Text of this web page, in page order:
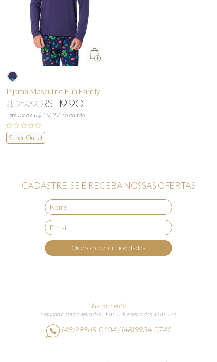
Pijama Masculino Fun Family
R$ 259,90 R$ 119,90
até 3x de R$ 39,97 no cartão
Super Outlet
CADASTRE-SE E RECEBA NOSSAS OFERTAS
Quero receber novidades
Atendimento
Segunda à quinta-feira das 8h às 18h, e sexta das 8h às 17h
(48)99868-0104 / (48)9934-0742